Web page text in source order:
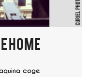
home
coge